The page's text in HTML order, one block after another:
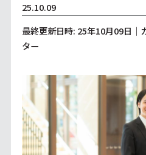
25.10.09
最終更新日時: 25年10月09日｜
ター